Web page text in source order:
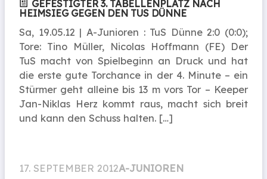
GEFESTIGTER 3. TABELLENPLATZ NACH
HEIMSIEG GEGEN DEN TUS DÜNNE
Sa, 19.05.12 | A-Junioren : TuS Dünne 2:0 (0:0);
Tore: Tino Müller, Nicolas Hoffmann (FE) Der
TuS macht von Spielbeginn an Druck und hat
die erste gute Torchance in der 4. Minute – ein
Stürmer geht alleine bis 13 m vors Tor – Keeper
Jan-Niklas Herz kommt raus, macht sich breit
und kann den Schuss halten. […]
17. SEPTEMBER 2012A-JUNIOREN